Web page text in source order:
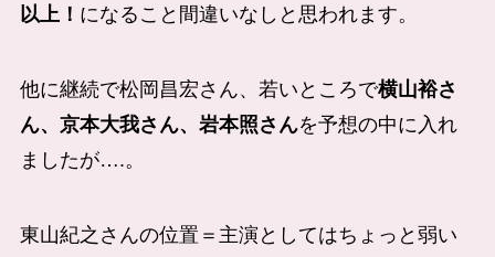
以上！ になること間違いなしと思われます。
他に継続で松岡昌宏さん、若いところで横山裕さ
ん、京本大我さん、岩本照さんを予想の中に入れ
ましたが….。
東山紀之さんの位置＝主演としてはちょっと弱い